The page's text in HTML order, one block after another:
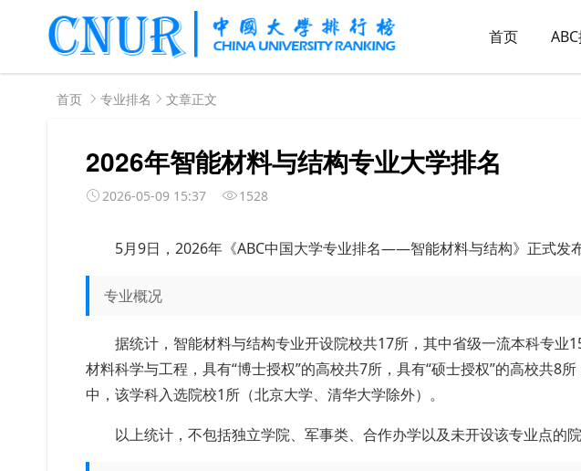
首页
首页 专业排名 文章正文
2026年智能材料与结构专业大学排名
2026-05-09 15:37 1528
5月9日，2026年《ABC中国大学专业排名——智能材料与结构》正式发布
专业概况
据统计 ，智能材料与结构专业开设院校共17所，其中省级一流本科专业
材料科学与工程，具有“博士授权”的高校共7所，具有“硕士授权”的高校共8
中，该学科入选院校1所（北京大学、清华大学除外）。
以上统计，不包括独立学院、军事类、合作办学以及未开设该专业点的院